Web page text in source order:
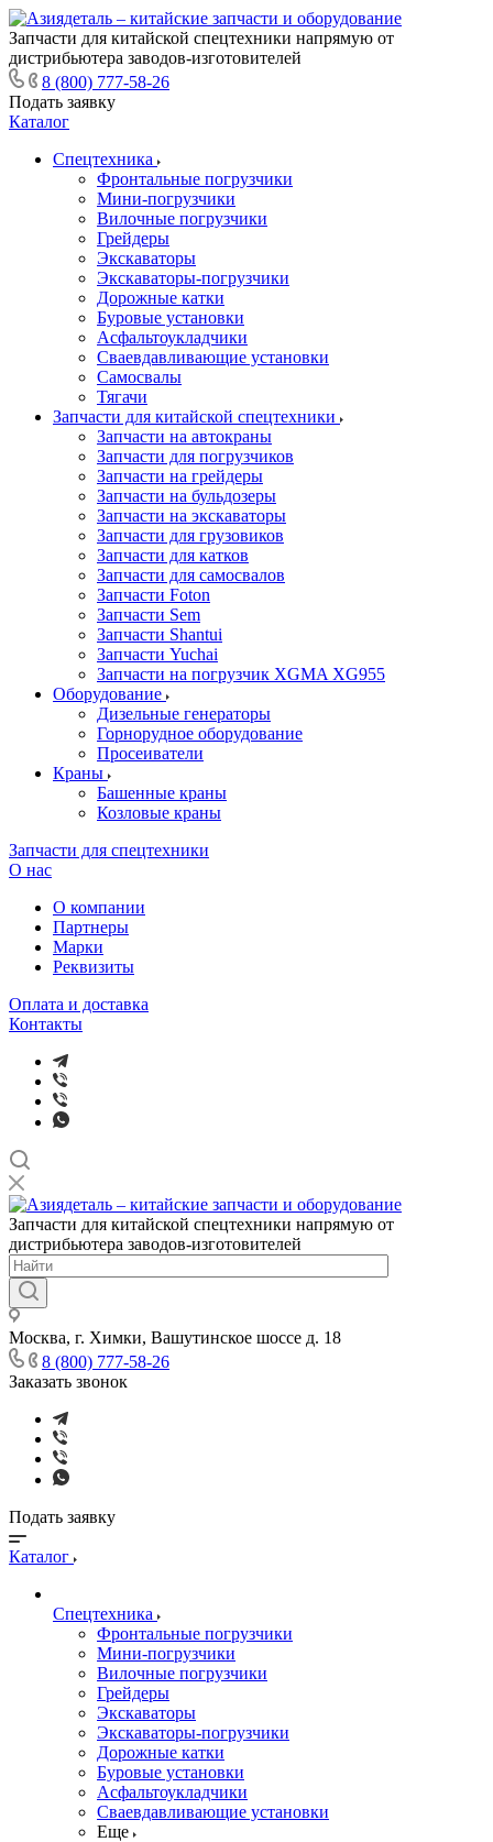
Запчасти для китайской спецтехники напрямую от
дистрибьютера заводов-изготовителей
8 (800) 777-58-26
Подать заявку
Каталог
Спецтехника
Фронтальные погрузчики
Мини-погрузчики
Вилочные погрузчики
Грейдеры
Экскаваторы
Экскаваторы-погрузчики
Дорожные катки
Буровые установки
Асфальтоукладчики
Сваевдавливающие установки
Самосвалы
Тягачи
Запчасти для китайской спецтехники
Запчасти на автокраны
Запчасти для погрузчиков
Запчасти на грейдеры
Запчасти на бульдозеры
Запчасти на экскаваторы
Запчасти для грузовиков
Запчасти для катков
Запчасти для самосвалов
Запчасти Foton
Запчасти Sem
Запчасти Shantui
Запчасти Yuchai
Запчасти на погрузчик XGMA XG955
Оборудование
Дизельные генераторы
Горнорудное оборудование
Просеиватели
Краны
Башенные краны
Козловые краны
Запчасти для спецтехники
О нас
О компании
Партнеры
Марки
Реквизиты
Оплата и доставка
Контакты
Запчасти для китайской спецтехники напрямую от
дистрибьютера заводов-изготовителей
Москва, г. Химки, Вашутинское шоссе д. 18
8 (800) 777-58-26
Заказать звонок
Подать заявку
Каталог
Спецтехника
Фронтальные погрузчики
Мини-погрузчики
Вилочные погрузчики
Грейдеры
Экскаваторы
Экскаваторы-погрузчики
Дорожные катки
Буровые установки
Асфальтоукладчики
Сваевдавливающие установки
Еще